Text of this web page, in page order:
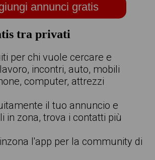
annunci gratis
tra privati
per chi vuole cercare e
incontri, auto, mobili
computer, attrezzi
il tuo annuncio e
in zona, trova i contatti più
l'app per la community di